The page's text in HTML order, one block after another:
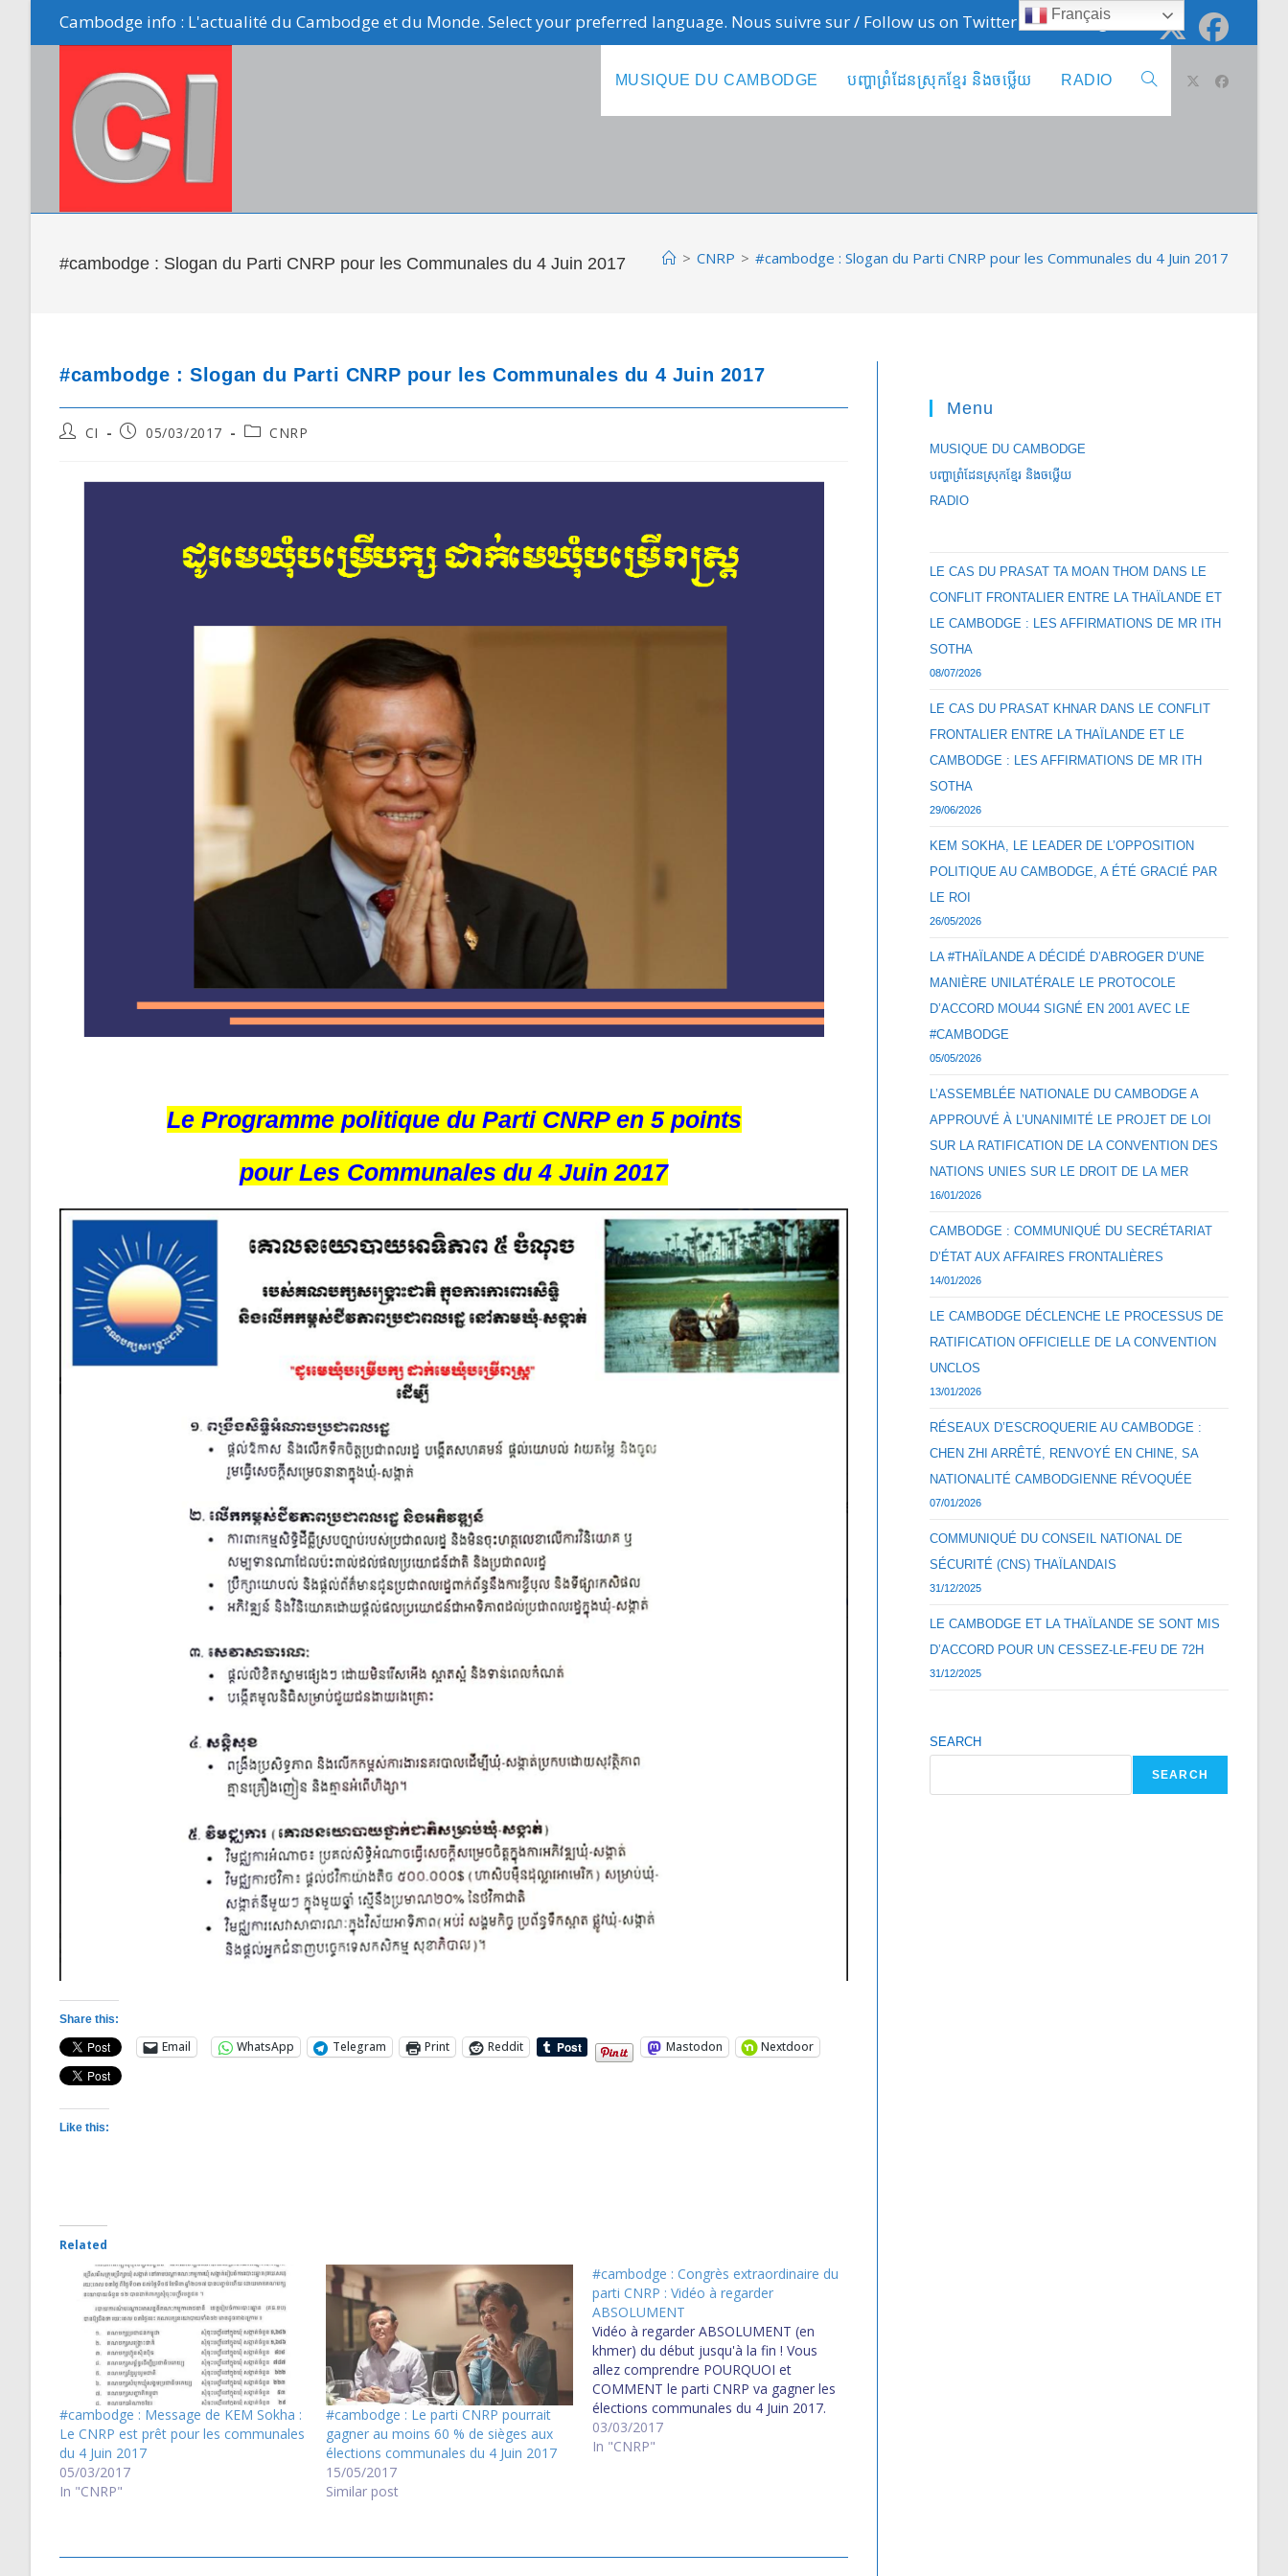
Cambodge info : L'actualité du Cambodge et du Monde. Select your preferred language. Nous suivre sur / Follow us on Twitter @cambodge_info
MUSIQUE DU CAMBODGE បញ្ហាព្រំដែនស្រុកខ្មែរ និងចឞ្លើយ RADIO Toggle
#cambodge : Slogan du Parti CNRP pour les Communales du 4 Juin 2017 > CNRP > #cambodge : Slogan du Parti CNRP pour les Communales du 4 Juin 2017
#cambodge : Slogan du Parti CNRP pour les Communales du 4 Juin 2017
PostCI
Post05/03/2017
PostCNRP
Le Programme politique du Parti CNRP en 5 points
pour Les Communales du 4 Juin 2017
Share this:
Email WhatsApp Telegram Print Reddit Mastodon Nextdoor
Like this:
Related
#cambodge : Message de KEM Sokha :
Le CNRP est prêt pour les communales
du 4 Juin 2017
05/03/2017
In "CNRP"
#cambodge : Le parti CNRP pourrait
gagner au moins 60 % de sièges aux
élections communales du 4 Juin 2017
15/05/2017
Similar post
#cambodge : Congrès extraordinaire du
parti CNRP : Vidéo à regarder
ABSOLUMENT
Vidéo à regarder ABSOLUMENT (en
khmer) du début jusqu'à la fin ! Vous
allez comprendre POURQUOI et
COMMENT le parti CNRP va gagner les
élections communales du 4 Juin 2017.
Ce sera une victoire écrasante,
historique, du PEUPLE du CAMBODGE
03/03/2017
In "CNRP"
Menu
MUSIQUE DU CAMBODGE
បញ្ហាព្រំដែនស្រុកខ្មែរ និងចឞ្លើយ
RADIO
LE CAS DU PRASAT TA MOAN THOM DANS LE
CONFLIT FRONTALIER ENTRE LA THAÏLANDE ET
LE CAMBODGE : LES AFFIRMATIONS DE MR ITH
SOTHA
08/07/2026
LE CAS DU PRASAT KHNAR DANS LE CONFLIT
FRONTALIER ENTRE LA THAÏLANDE ET LE
CAMBODGE : LES AFFIRMATIONS DE MR ITH
SOTHA
29/06/2026
KEM SOKHA, LE LEADER DE L’OPPOSITION
POLITIQUE AU CAMBODGE, A ÉTÉ GRACIÉ PAR
LE ROI
26/05/2026
LA #THAÏLANDE A DÉCIDÉ D’ABROGER D’UNE
MANIÈRE UNILATÉRALE LE PROTOCOLE
D’ACCORD MOU44 SIGNÉ EN 2001 AVEC LE
#CAMBODGE
05/05/2026
L’ASSEMBLÉE NATIONALE DU CAMBODGE A
APPROUVÉ À L’UNANIMITÉ LE PROJET DE LOI
SUR LA RATIFICATION DE LA CONVENTION DES
NATIONS UNIES SUR LE DROIT DE LA MER
16/01/2026
CAMBODGE : COMMUNIQUÉ DU SECRÉTARIAT
D’ÉTAT AUX AFFAIRES FRONTALIÈRES
14/01/2026
LE CAMBODGE DÉCLENCHE LE PROCESSUS DE
RATIFICATION OFFICIELLE DE LA CONVENTION
UNCLOS
13/01/2026
RÉSEAUX D’ESCROQUERIE AU CAMBODGE :
CHEN ZHI ARRÊTÉ, RENVOYÉ EN CHINE, SA
NATIONALITÉ CAMBODGIENNE RÉVOQUÉE
07/01/2026
COMMUNIQUÉ DU CONSEIL NATIONAL DE
SÉCURITÉ (CNS) THAÏLANDAIS
31/12/2025
LE CAMBODGE ET LA THAÏLANDE SE SONT MIS
D’ACCORD POUR UN CESSEZ-LE-FEU DE 72H
31/12/2025
SEARCH
SEARCH
Français